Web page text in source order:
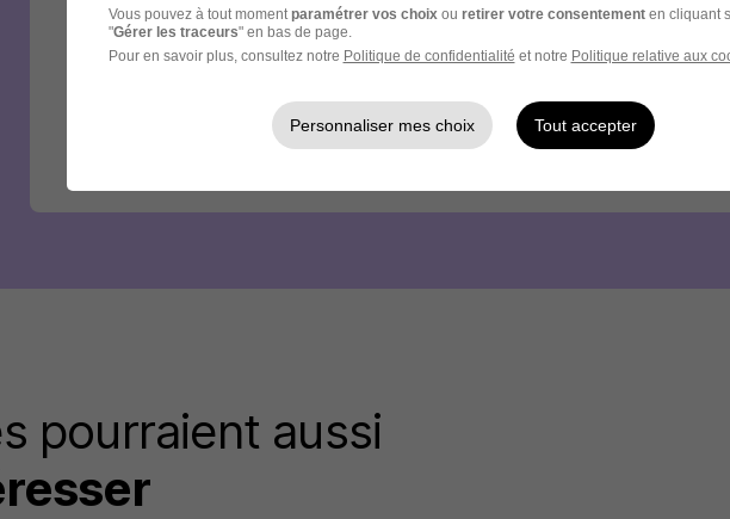
pourraient aussi
Vous pouvez à tout momentparamétrer vos choixou retirer votre consentementen cliquant
"Gérer les traceurs" en bas de page.
Pour en savoir plus, consultez notre Politique de confidentialité et notre Politique relative aux
Personnaliser mes choix Tout accepter